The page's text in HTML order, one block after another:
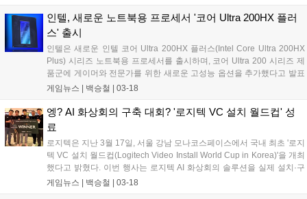
기술에 이르기까지 엔비디아가 국내 기업들과 함께 추진하고 있는 주요
기술 협력 사례를 소개했다....
인텔, 새로운 노트북용 프로세서 '코어 Ultra 200HX 플러
스' 출시
인텔은 새로운 인텔 코어 Ultra 200HX 플러스(Intel Core Ultra 200HX
Plus) 시리즈 노트북용 프로세서를 출시하며, 코어 Ultra 200 시리즈 제
품군에 게이머와 전문가를 위한 새로운 고성능 옵션을 추가했다고 발표
했다. 고성능 게이밍, 스트리밍, 콘텐츠 제작 및 워크스테이션 환경에 최
290HX 플러스' 및 '인텔 코어 Ultra 7 270HX 플러스' 등 두 가지 신규 프
로세서를 포함한다. 이 신규 프로세서들은 아키텍처 개선과 더불어, 일
변환 계층 최적화 기능인 '인텔 바이너리 최적화 툴(Intel Binary
Optimization Tool)'을 지원한다....
게임뉴스 | 백승철 03-18
엥? AI 화상회의 구축 대회? '로지텍 VC 설치 월드컵' 성
료
로지텍은 지난 3월 17일, 서울 강남 모나코스페이스에서 국내 최초 '로지
텍 VC 설치 월드컵(Logitech Video Install World Cup in Korea)'을 개최
했다고 밝혔다. 이번 행사는 로지텍 AI 화상회의 솔루션을 실제 설치·구
축하는 역량을 겨루는 국내 파트너 챔피언십이다. '로지텍 VC 설치 월드
게임뉴스 | 백승철 03-18